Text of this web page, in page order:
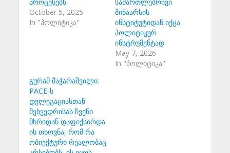
პროცესებს
October 5, 2025
In "პოლიტიკა"
სამართლებრივი
შინაარსის
ინსტიტუტიდან იქცა
პოლიტიკურ
ინსტრუმენტად
May 7, 2026
In "პოლიტიკა"
გურამ მაჭარაშვილი:
PACE-ს
დელეგაციასთან
შეხვედრისას ჩვენი
მხრიდან დაფიქსირდა
ის თხოვნა, რომ რა
ობიექტური რეალობაც